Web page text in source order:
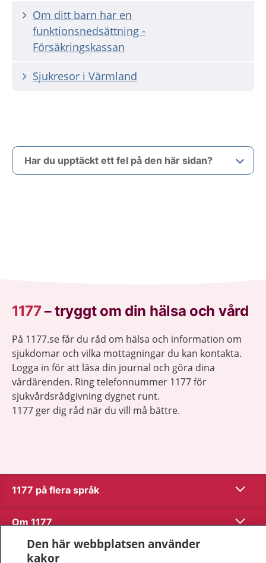
Om ditt barn har en
funktionsnedsättning -
Försäkringskassan
Sjukresor i Värmland
Har du upptäckt ett fel på den här sidan?
1177–tryggt om din hälsa och vård
På 1177.se får du råd om hälsa och information om
sjukdomar och vilka mottagningar du kan kontakta.
Logga in för att läsa din journal och göra dina
vårdärenden. Ring telefonnummer 1177 för
sjukvårdsrådgivning dygnet runt.
1177 ger dig råd när du vill må bättre.
1177 på flera språk Visa
Om 1177 Visa
Kontakt
Den här webbplatsen använder
kakor